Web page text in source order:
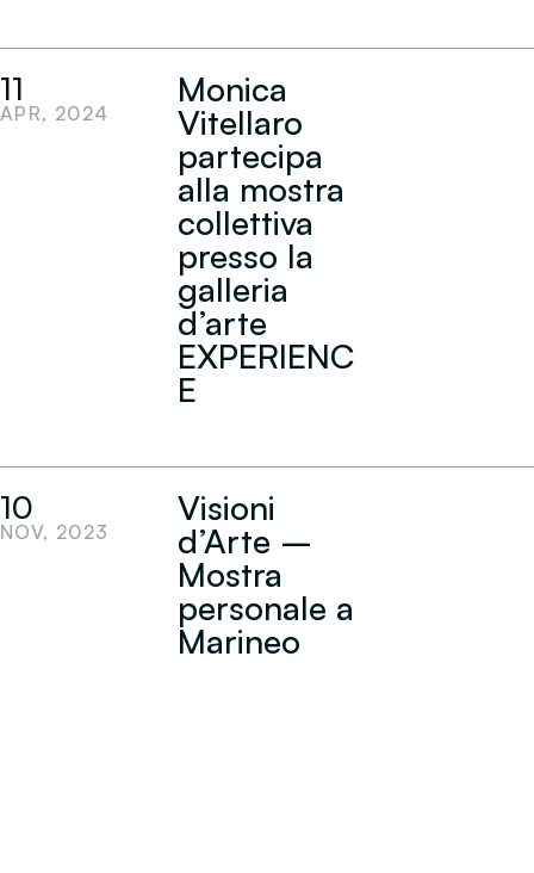
11
APR, 2024
Monica
Vitellaro
partecipa
alla mostra
collettiva
presso la
galleria
d’arte
EXPERIENC
E
10
NOV, 2023
Visioni
d’Arte –
Mostra
personale a
Marineo